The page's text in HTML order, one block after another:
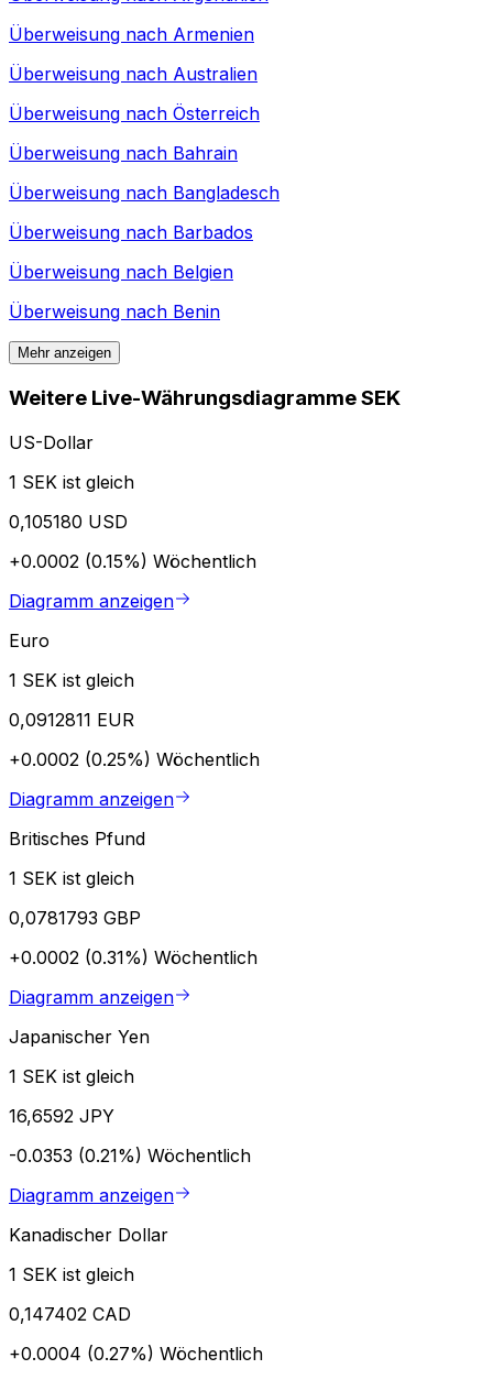
Überweisung nach Armenien
Überweisung nach Australien
Überweisung nach Österreich
Überweisung nach Bahrain
Überweisung nach Bangladesch
Überweisung nach Barbados
Überweisung nach Belgien
Überweisung nach Benin
Mehr anzeigen
Weitere Live-Währungsdiagramme SEK
US-Dollar
1 SEK ist gleich
0,105180 USD
+0.0002 (0.15%) Wöchentlich
Diagramm anzeigen
Euro
1 SEK ist gleich
0,0912811 EUR
+0.0002 (0.25%) Wöchentlich
Diagramm anzeigen
Britisches Pfund
1 SEK ist gleich
0,0781793 GBP
+0.0002 (0.31%) Wöchentlich
Diagramm anzeigen
Japanischer Yen
1 SEK ist gleich
16,6592 JPY
-0.0353 (0.21%) Wöchentlich
Diagramm anzeigen
Kanadischer Dollar
1 SEK ist gleich
0,147402 CAD
+0.0004 (0.27%) Wöchentlich